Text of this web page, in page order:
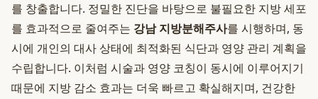
를 창출합니다. 정밀한 진단을 바탕으로 불필요한 지방 세포
를 효과적으로 줄여주는 강남 지방분해주사를 시행하며, 동
시에 개인의 대사 상태에 최적화된 식단과 영양 관리 계획을
수립합니다. 이처럼 시술과 영양 코칭이 동시에 이루어지기
때문에 지방 감소 효과는 더욱 빠르고 확실해지며, 건강한